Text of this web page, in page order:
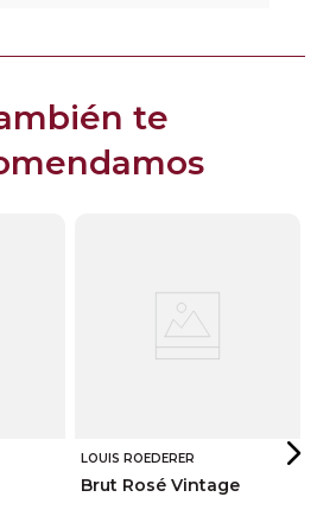
te
LOUIS ROEDERER
Brut Rosé Vintage